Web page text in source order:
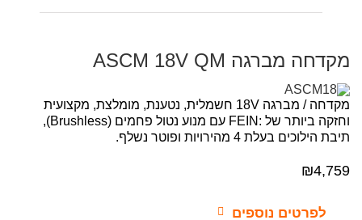
מקדחה מברגה ASCM 18V QM
מקדחה / מברגה 18V חשמלית, נטענת, מומלצת, מקצועית
וחזקה ביותר של :FEIN עם מנוע נטול פחמים (Brushless),
תיבת הילוכים בעלת 4 מהירויות ופוטר נשלף.
₪4,759
לפרטים נוספים